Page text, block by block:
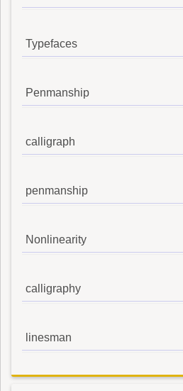
Typefaces
Penmanship
calligraph
penmanship
Nonlinearity
calligraphy
linesman